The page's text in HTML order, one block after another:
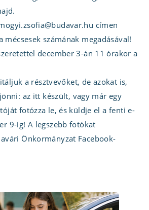
címen
számának megadásával!
december 3-án 11 órakor a
a résztvevőket, de azokat is,
az itt készült, vagy már egy
fotózza le, és küldje el a fenti e-
9-ig! A legszebb fotókat
Önkormányzat Facebook-